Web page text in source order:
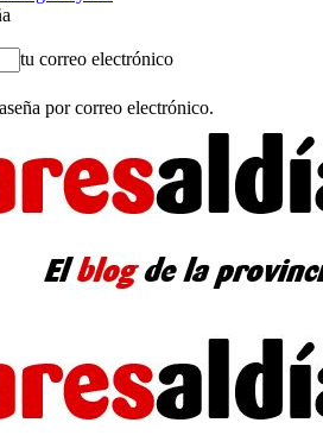
tu correo electrónico
por correo electrónico.